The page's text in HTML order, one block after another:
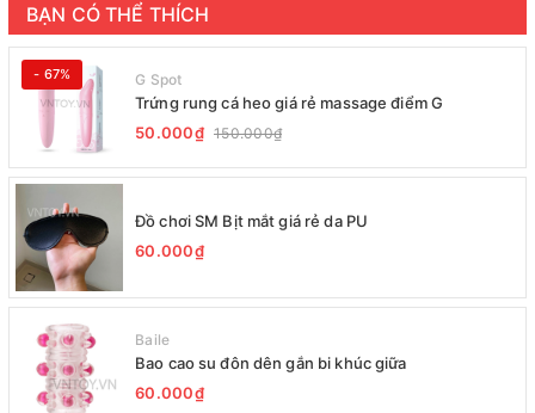
BẠN CÓ THỂ THÍCH
- 67% G Spot
Trứng rung cá heo giá rẻ massage điểm G
50.000₫ 150.000₫
Đồ chơi SM Bịt mắt giá rẻ da PU
60.000₫
Baile
Bao cao su đôn dên gắn bi khúc giữa
60.000₫